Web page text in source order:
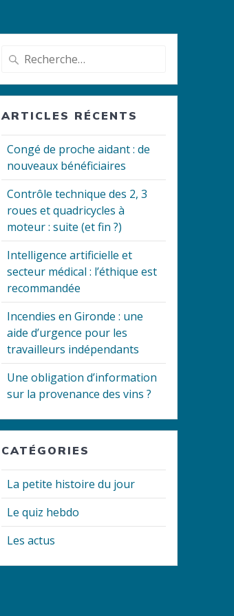
Recherche
:
ARTICLES RÉCENTS
Congé de proche aidant : de
nouveaux bénéficiaires
Contrôle technique des 2, 3
roues et quadricycles à
moteur : suite (et fin ?)
Intelligence artificielle et
secteur médical : l’éthique est
recommandée
Incendies en Gironde : une
aide d’urgence pour les
travailleurs indépendants
Une obligation d’information
sur la provenance des vins ?
CATÉGORIES
La petite histoire du jour
Le quiz hebdo
Les actus